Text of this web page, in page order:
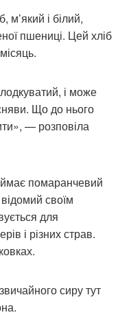
м’який і білий,
пшениці. Цей хліб
і може
Що до нього
— розповіла
помаранчевий
своїм
для
і різних страв.
сиру тут